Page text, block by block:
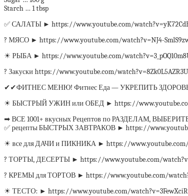
Starch … 1 tbsp
✅ САЛАТЫ ► https://www.youtube.com/
? МЯСО ► https://www.youtube.com/watch?v=NJ4-
☀ РЫБА ► https://www.youtube.com/
? Закуски https://www.youtube.com/
✔✔ФИТНЕС МЕНЮ! Фитнес Еда — УКРЕПИТЬ ЗДОРОВЬЕ
☀ БЫСТРЫЙ УЖИН или ОБЕД ► https://www.youtube.com/
➡ ВСЕ 1001+ вкусных Рецептов по РАЗДЕЛАМ,
✅ рецепты БЫСТРЫХ ЗАВТРАКОВ ► https://
☀ все для ДАЧИ и ПИКНИКА ► https://www.youtube.com/
? ТОРТЫ, ДЕСЕРТЫ ► https://www.youtube.com/
? КРЕМЫ для ТОРТОВ ► https://www.youtube.com/
☀ ТЕСТО: ► https://www.youtube.com/